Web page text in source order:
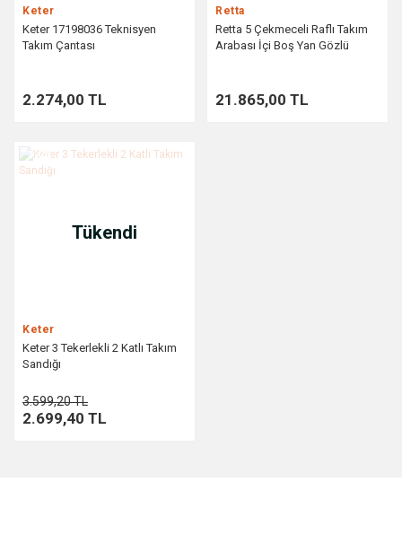
Keter
Keter 17198036 Teknisyen
Takım Çantası
2.274,00 TL
Retta
Retta 5 Çekmeceli Raflı Takım
Arabası İçi Boş Yan Gözlü
21.865,00 TL
%25
Tükendi
Keter
Keter 3 Tekerlekli 2 Katlı Takım
Sandığı
3.599,20 TL
2.699,40 TL